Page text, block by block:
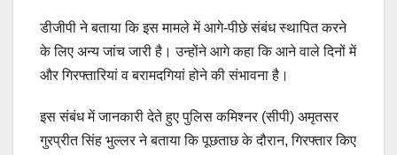
डीजीपी ने बताया कि इस मामले में आगे-पीछे संबंध स्थापित करने
के लिए अन्य जांच जारी है। उन्होंने आगे कहा कि आने वाले दिनों में
और गिरफ्तारियां व बरामदगियां होने की संभावना है।
इस संबंध में जानकारी देते हुए पुलिस कमिश्नर (सीपी) अमृतसर
गुरप्रीत सिंह भुल्लर ने बताया कि पूछताछ के दौरान, गिरफ्तार किए